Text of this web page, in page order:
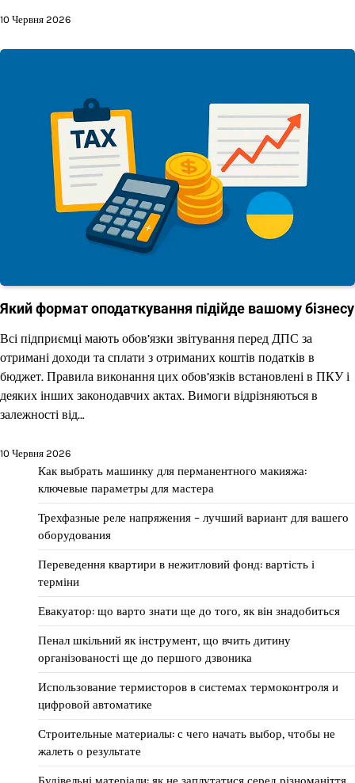
10 Червня 2026
Який формат оподаткування підійде вашому бізнесу
Всі підприємці мають обов’язки звітування перед ДПС за
отримані доходи та сплати з отриманих коштів податків в
бюджет. Правила виконання цих обов’язків встановлені в ПКУ і
деяких інших законодавчих актах. Вимоги відрізняються в
залежності від…
10 Червня 2026
Как выбрать машинку для перманентного макияжа:
ключевые параметры для мастера
Трехфазные реле напряжения – лучший вариант для вашего
оборудования
Переведення квартири в нежитловий фонд: вартість і
терміни
Евакуатор: що варто знати ще до того, як він знадобиться
Пенал шкільний як інструмент, що вчить дитину
організованості ще до першого дзвоника
Использование термисторов в системах термоконтроля и
цифровой автоматике
Строительные материалы: с чего начать выбор, чтобы не
жалеть о результате